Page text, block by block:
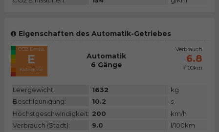
Eigenschaften des Automatik-Getriebes
CO2 Emiss.
E
Kategorie
Automatik
6 Gänge
Verbrauch
6.8
l/100km
Leergewicht: 1632
kg
Beschleunigung:
10.2
s
Höchstgeschwindigkeit: 200
km/h
Verbrauch (Stadt):
9.0
l/100km